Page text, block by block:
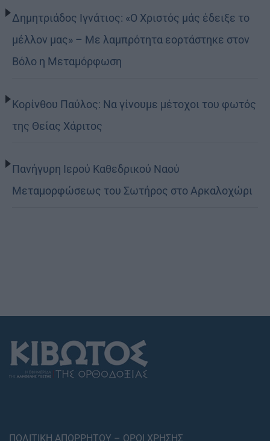
Δημητριάδος Ιγνάτιος: «Ο Χριστός μάς έδειξε το
μέλλον μας» – Με λαμπρότητα εορτάστηκε στον
Βόλο η Μεταμόρφωση
Κορίνθου Παύλος: Να γίνουμε μέτοχοι του φωτός
της Θείας Χάριτος
Πανήγυρη Ιερού Καθεδρικού Ναού
Μεταμορφώσεως του Σωτήρος στο Αρκαλοχώρι
ΠΟΛΙΤΙΚΗ ΑΠΟΡΡΗΤΟΥ – ΟΡΟΙ ΧΡΗΣΗΣ